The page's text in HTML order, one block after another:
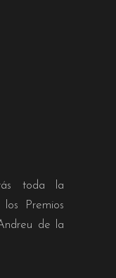
toda la
Premios
de la